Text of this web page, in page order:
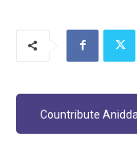
Countribute